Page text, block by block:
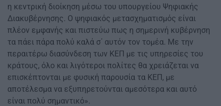
η κεντρική διοίκηση μέσω του υπουργείου Ψηφιακής
Διακυβέρνησης. Ο ψηφιακός μετασχηματισμός είναι
πλέον εμφανής και πιστεύω πως η σημερινή κυβέρνηση
τα πάει πάρα πολύ καλά σ΄ αυτόν τον τομέα. Με την
περαιτέρω διασύνδεση των ΚΕΠ με τις υπηρεσίες του
κράτους, όλο και λιγότεροι πολίτες θα χρειάζεται να
επισκέπτονται με φυσική παρουσία τα ΚΕΠ, με
αποτέλεσμα να εξυπηρετούνται αμεσότερα και αυτό
είναι πολύ σημαντικό».